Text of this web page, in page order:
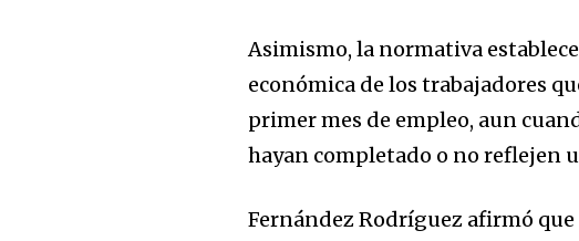
Asimismo, la normativa
económica de los trabajadores
primer mes de empleo, aun
hayan completado o no reflejen
Fernández Rodríguez afirmó